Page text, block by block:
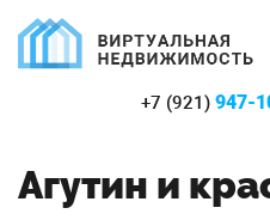
+7 (921) 947-
Агутин и